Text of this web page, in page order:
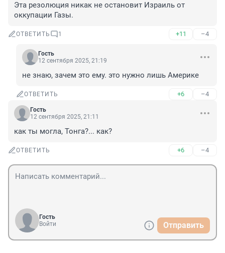
Эта резолюция никак не остановит Израиль от
оккупации Газы.
ОТВЕТИТЬ 1 +11 –4
Гость
12 сентября 2025, 21:19
не знаю, зачем это ему. это нужно лишь Америке
ОТВЕТИТЬ +6 –4
Гость
12 сентября 2025, 21:11
как ты могла, Тонга?... как?
ОТВЕТИТЬ +6 –4
Гость
Войти
Отправить